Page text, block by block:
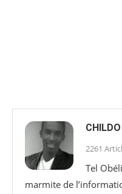
2261
Tel
marmite de